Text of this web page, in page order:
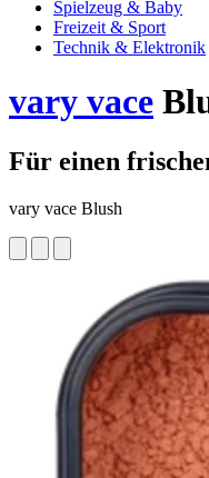
Spielzeug & Baby
Freizeit & Sport
Technik & Elektronik
vary vace
Für einen
vary vace Blush